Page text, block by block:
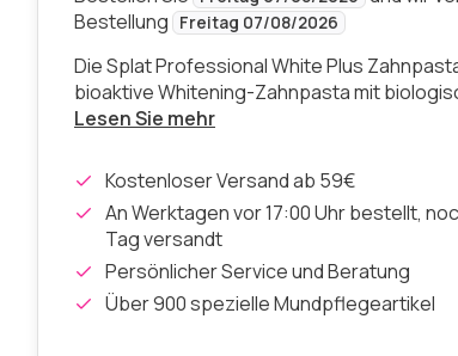
Bestellung
Freitag 07/08/2026
Die Splat Professional White Plus
bioaktive Whitening-Zahnpasta mit
Lesen Sie mehr
Kostenloser Versand ab 59€
An Werktagen vor 17:00 Uhr bestellt,
Tag versandt
Persönlicher Service und Beratung
Über 900 spezielle Mundpflegeartikel